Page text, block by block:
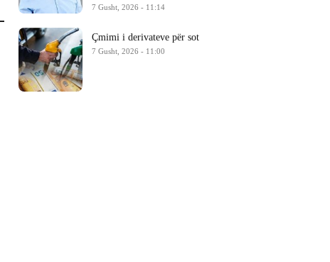
7 Gusht, 2026 - 11:14
Çmimi i derivateve për sot
7 Gusht, 2026 - 11:00